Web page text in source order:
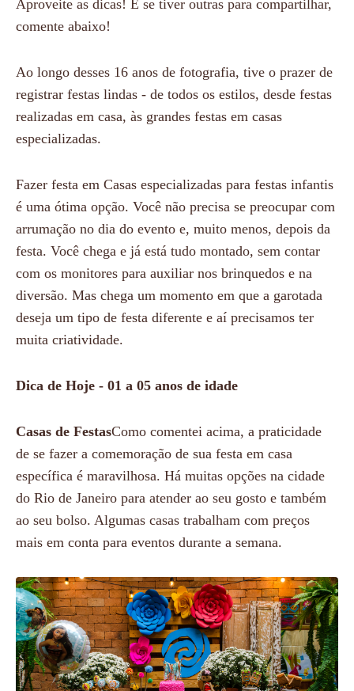
Aproveite as dicas! E se tiver outras para compartilhar,
comente abaixo!
Ao longo desses 16 anos de fotografia, tive o prazer de
registrar festas lindas - de todos os estilos, desde festas
realizadas em casa, às grandes festas em casas
especializadas.
Fazer festa em Casas especializadas para festas infantis
é uma ótima opção. Você não precisa se preocupar com
arrumação no dia do evento e, muito menos, depois da
festa. Você chega e já está tudo montado, sem contar
com os monitores para auxiliar nos brinquedos e na
diversão. Mas chega um momento em que a garotada
deseja um tipo de festa diferente e aí precisamos ter
muita criatividade.
Dica de Hoje - 01 a 05 anos de idade
Casas de FestasComo comentei acima, a praticidade
de se fazer a comemoração de sua festa em casa
específica é maravilhosa. Há muitas opções na cidade
do Rio de Janeiro para atender ao seu gosto e também
ao seu bolso. Algumas casas trabalham com preços
mais em conta para eventos durante a semana.